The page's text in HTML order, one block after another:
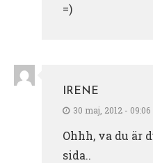
=)
IRENE
30 maj, 2012 - 09:06
Ohhh, va du är
sida..